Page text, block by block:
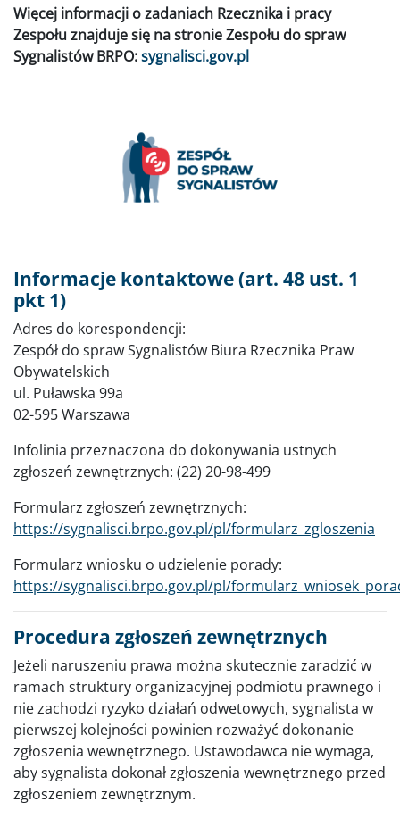
Więcej informacji o zadaniach Rzecznika i pracy
Zespołu znajduje się na stronie Zespołu do spraw
Sygnalistów BRPO:sygnalisci.gov.pl
Informacje kontaktowe (art. 48 ust. 1
pkt 1)
Adres do korespondencji:
Zespół do spraw Sygnalistów Biura Rzecznika Praw
Obywatelskich
ul. Puławska 99a
02-595 Warszawa
Infolinia przeznaczona do dokonywania ustnych
zgłoszeń zewnętrznych: (22) 20-98-499
Formularz zgłoszeń zewnętrznych:
https://sygnalisci.brpo.gov.pl/pl/formularz_zgloszenia
Formularz wniosku o udzielenie porady:
https://sygnalisci.brpo.gov.pl/pl/
Procedura zgłoszeń zewnętrznych
Jeżeli naruszeniu prawa można skutecznie zaradzić w
ramach struktury organizacyjnej podmiotu prawnego i
nie zachodzi ryzyko działań odwetowych, sygnalista w
pierwszej kolejności powinien rozważyć dokonanie
zgłoszenia wewnętrznego. Ustawodawca nie wymaga,
aby sygnalista dokonał zgłoszenia wewnętrznego przed
zgłoszeniem zewnętrznym.